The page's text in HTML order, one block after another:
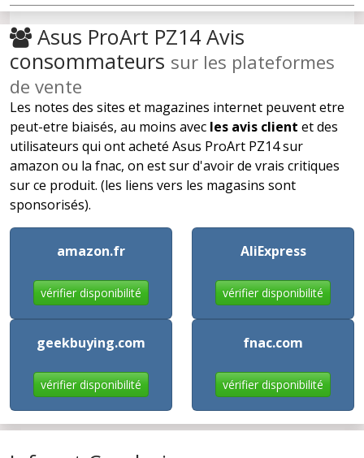
Asus ProArt PZ14 Avis
consommateurs sur les plateformes
de vente
Les notes des sites et magazines internet peuvent etre
peut-etre biaisés, au moins avec les avis client et des
utilisateurs qui ont acheté Asus ProArt PZ14 sur
amazon ou la fnac, on est sur d'avoir de vrais critiques
sur ce produit. (les liens vers les magasins sont
sponsorisés).
amazon.fr
vérifier disponibilité
AliExpress
vérifier disponibilité
geekbuying.com
vérifier disponibilité
fnac.com
vérifier disponibilité